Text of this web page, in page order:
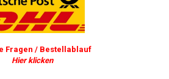
Fragen / Bestellablauf
Hier klicken